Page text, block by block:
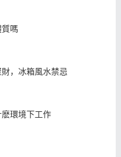
質嗎
，冰箱風水禁忌
環境下工作